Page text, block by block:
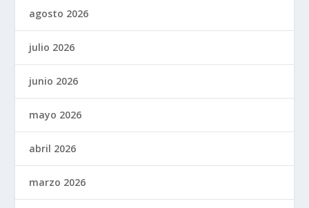
agosto 2026
julio 2026
junio 2026
mayo 2026
abril 2026
marzo 2026